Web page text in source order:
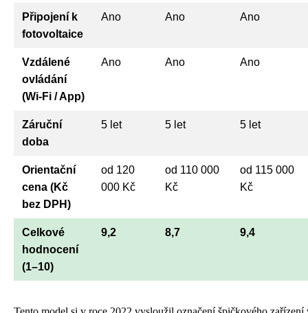
Připojení k
fotovoltaice
Ano Ano Ano
Vzdálené
ovládání
(Wi-Fi / App)
Ano Ano Ano
Záruční
doba
5 let 5 let 5 let
Orientační
cena (Kč
bez DPH)
od 120
000 Kč
od 110 000
Kč
od 115 000
Kč
Celkové
hodnocení
(1–10)
9,2 8,7 9,4